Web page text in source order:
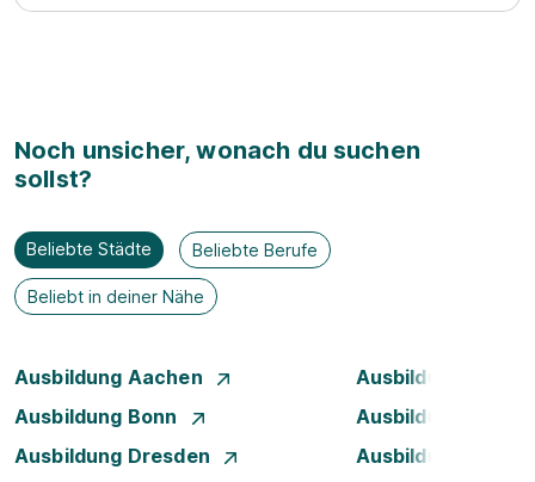
Noch unsicher, wonach du suchen
sollst?
Beliebte Städte Beliebte Berufe
Beliebt in deiner Nähe
Ausbildung Aachen
Ausbildung
Ausbildung Bonn
Ausbildung
Ausbildung Dresden
Ausbildung